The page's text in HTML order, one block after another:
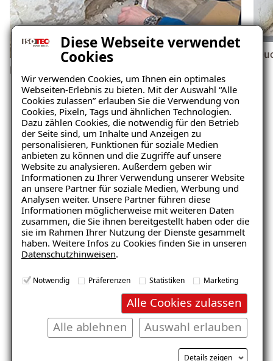
Diese Webseite verwendet
Cookies
Wir verwenden Cookies, um Ihnen ein optimales
Webseiten-Erlebnis zu bieten. Mit der Auswahl “Alle
Cookies zulassen” erlauben Sie die Verwendung von
Cookies, Pixeln, Tags und ähnlichen Technologien.
Dazu zählen Cookies, die notwendig für den Betrieb
der Seite sind, um Inhalte und Anzeigen zu
personalisieren, Funktionen für soziale Medien
anbieten zu können und die Zugriffe auf unsere
Website zu analysieren. Außerdem geben wir
Informationen zu Ihrer Verwendung unserer Website
an unsere Partner für soziale Medien, Werbung und
Analysen weiter. Unsere Partner führen diese
Informationen möglicherweise mit weiteren Daten
zusammen, die Sie ihnen bereitgestellt haben oder die
sie im Rahmen Ihrer Nutzung der Dienste gesammelt
haben. Weitere Infos zu Cookies finden Sie in unseren
Datenschutzhinweisen.
Notwendig Präferenzen Statistiken Marketing
Alle Cookies zulassen
Auswahl erlauben
Alle ablehnen
Details zeigen
Feuchtigkeit
Unverbindliche
Schadensanalyse erhalten
Wo befindet sich der Schaden?
Wohnraum